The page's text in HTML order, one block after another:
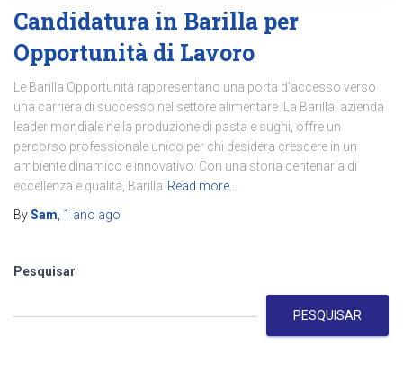
Candidatura in Barilla per
Opportunità di Lavoro
Le Barilla Opportunità rappresentano una porta d’accesso verso
una carriera di successo nel settore alimentare. La Barilla, azienda
leader mondiale nella produzione di pasta e sughi, offre un
percorso professionale unico per chi desidera crescere in un
ambiente dinamico e innovativo. Con una storia centenaria di
eccellenza e qualità, Barilla Read more…
BySam, 1 ano ago
Pesquisar
PESQUISAR